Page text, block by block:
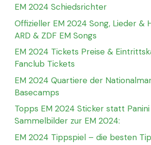
EM 2024 Schiedsrichter
Offizieller EM 2024 Song, Lieder &
ARD & ZDF EM Songs
EM 2024 Tickets Preise &
Fanclub Tickets
EM 2024 Quartiere der
Basecamps
Topps EM 2024 Sticker statt Panini
Sammelbilder zur EM 2024:
EM 2024 Tippspiel – die besten